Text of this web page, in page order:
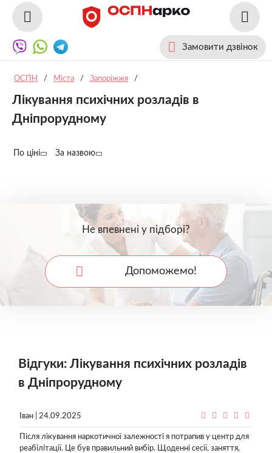
Замовити дзвінок
ОСПН / Міста / Запоріжжя /
Лікування психічних розладів в
Дніпрорудному
По ціні За назвою
Не впевнені у підборі?
Допоможемо!
Відгуки: Лікування психічних розладів
в Дніпрорудному
Іван | 24.09.2025
Після лікування наркотичної залежності я потрапив у центр для
реабілітації. Це був правильний вибір. Щоденні сесії, заняття,